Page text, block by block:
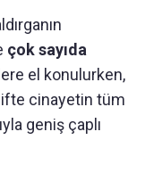
çok sayıda
el konulurken,
cinayetin tüm
geniş çaplı